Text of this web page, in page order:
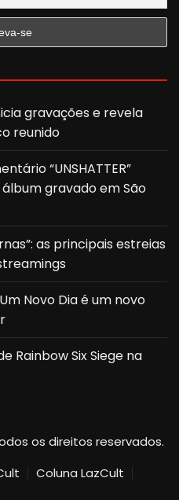
gravações e revela
reunido
“UNSHATTER”
gravado em São
as principais estreias
Novo Dia é um novo
Rainbow Six Siege na
os direitos reservados.
Coluna LazCult